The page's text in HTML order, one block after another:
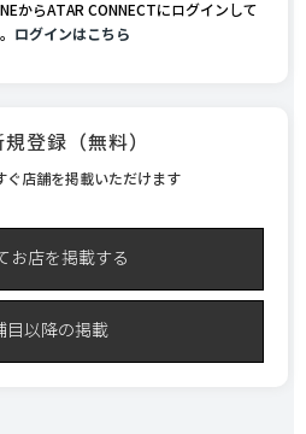
からATAR CONNECTにログインして
ログインはこちら
登録（無料）
ぐ店舗を掲載いただけます
お店を掲載する
目以降の掲載